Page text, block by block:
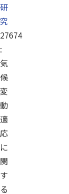
研
究
27674
:
気
候
変
動
適
応
に
関
す
る